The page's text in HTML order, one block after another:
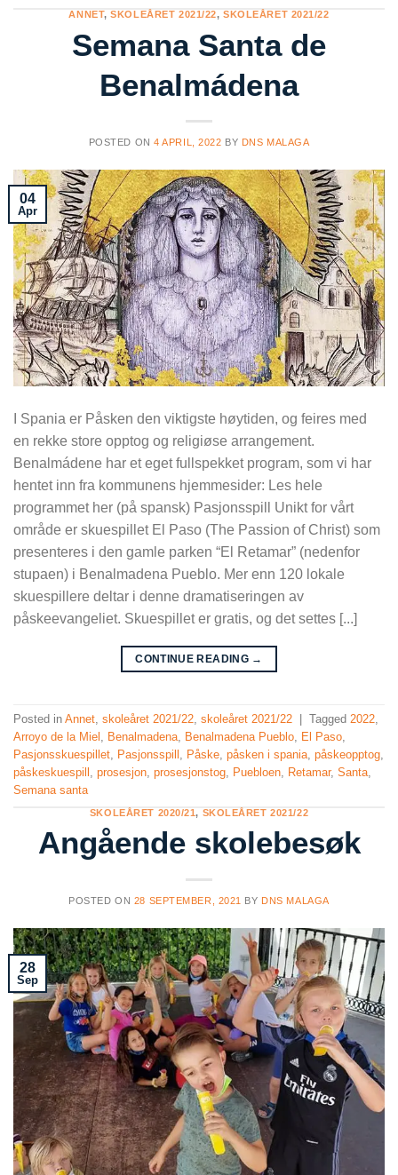
ANNET,SKOLEÅRET 2021/22,SKOLEÅRET 2021/22
Semana Santa de
Benalmádena
POSTED ON4 APRIL, 2022 BY DNS MALAGA
04
Apr
I Spania er Påsken den viktigste høytiden, og feires med
en rekke store opptog og religiøse arrangement.
Benalmádene har et eget fullspekket program, som vi har
hentet inn fra kommunens hjemmesider: Les hele
programmet her (på spansk) Pasjonsspill Unikt for vårt
område er skuespillet El Paso (The Passion of Christ) som
presenteres i den gamle parken “El Retamar” (nedenfor
stupaen) i Benalmadena Pueblo. Mer enn 120 lokale
skuespillere deltar i denne dramatiseringen av
påskeevangeliet. Skuespillet er gratis, og det settes [...]
CONTINUE READING →
Posted in Annet, skoleåret 2021/22, skoleåret 2021/22 Tagged 2022,
Arroyo de la Miel , Benalmadena, Benalmadena Pueblo, El Paso,
Pasjonsskuespillet, Pasjonsspill , Påske, påsken i spania, påskeopptog,
påskeskuespill , prosesjon, prosesjonstog, Puebloen, Retamar, Santa,
Semana santa
SKOLEÅRET 2020/21, SKOLEÅRET 2021/22
Angående skolebesøk
POSTED ON 28 SEPTEMBER, 2021 BY DNS MALAGA
28
Sep